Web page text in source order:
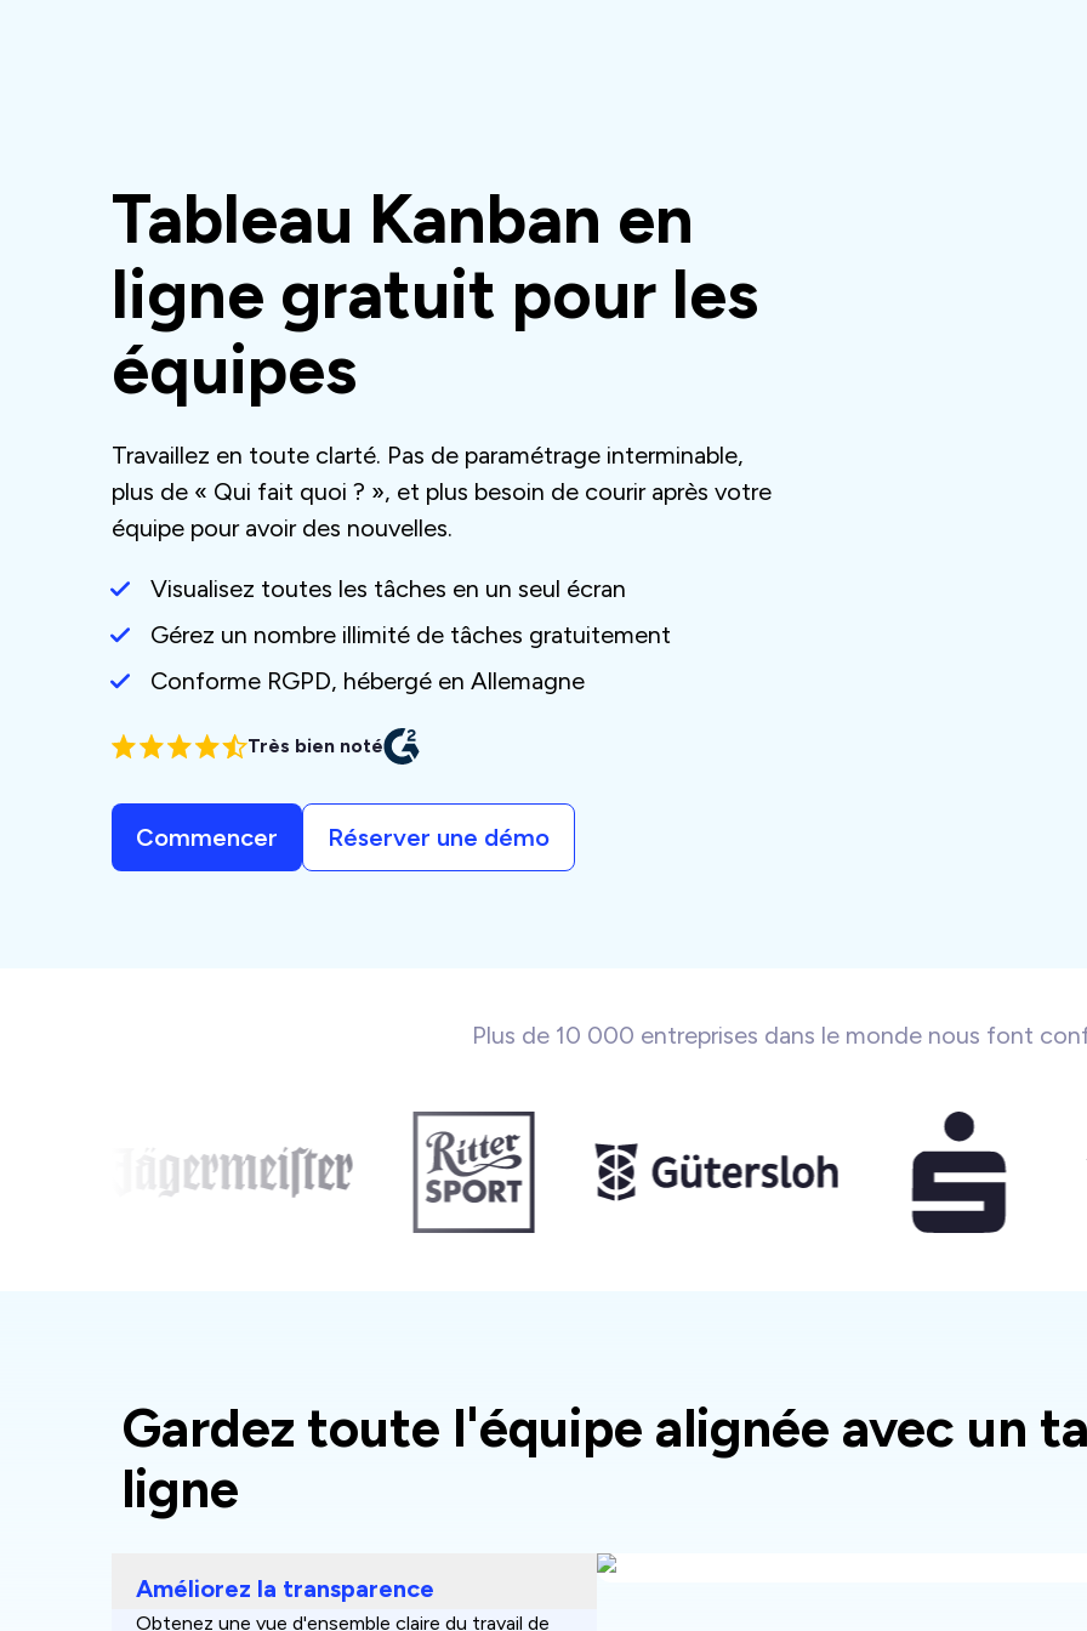
Tableau Kanban en
ligne gratuit pour les
équipes
Travaillez en toute clarté. Pas de paramétrage interminable,
plus de « Qui fait quoi ? », et plus besoin de courir après votre
équipe pour avoir des nouvelles.
Visualisez toutes les tâches en un seul écran
Gérez un nombre illimité de tâches gratuitement
Conforme RGPD, hébergé en Allemagne
Très bien noté
Commencer Réserver une démo
Plus de 10 000 entreprises dans le monde nous font
Gardez toute l'équipe alignée avec un
ligne
Améliorez la transparence
Obtenez une vue d'ensemble claire du travail de